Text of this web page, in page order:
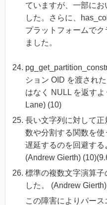
ていますが、一部に
した。さらに、
プラットフォームで
ました。
ション OID を渡され
はなく NULL を返す
Lane) (10)
長い文字列に対して
数や分割する関数を
遅延するのを回避する
(Andrew Gierth)
標準の複数文字演算子
した。 (Andrew
この障害によりパー